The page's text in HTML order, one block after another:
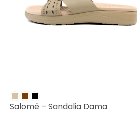
Salomé – Sandalia Dama